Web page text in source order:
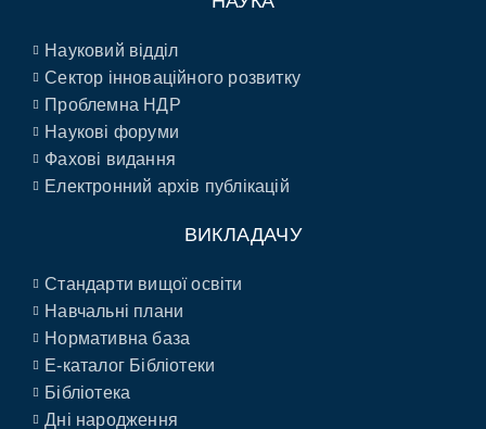
Науковий відділ
Сектор інноваційного розвитку
Проблемна НДР
Наукові форуми
Фахові видання
Електронний архів публікацій
ВИКЛАДАЧУ
Стандарти вищої освіти
Навчальні плани
Нормативна база
E-каталог Бібліотеки
Бібліотека
Дні народження